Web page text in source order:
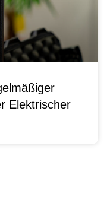
Elektrischer